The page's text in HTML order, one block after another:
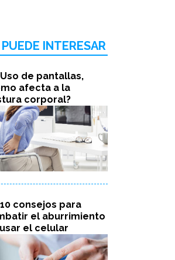
INTERESAR
Uso de pantallas,
afecta a la
corporal?
10 consejos para
el aburrimiento
el celular